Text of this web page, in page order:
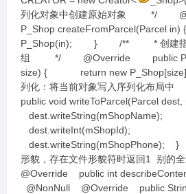
列化对象中创建原始对象 */
P_Shop
P_Shop(in); } /** * 创建指定
组 */ @Override public
size) { return new
列化：将当前对象写入序列化布局
public void writeToParcel(Parcel
dest.writeString(mShopName);
dest.writeInt(mShopId);
dest.writeString(mShopPhone);
形貌，存在文件形貌符时返回1 别
@Override public int
@NonNull @Override public